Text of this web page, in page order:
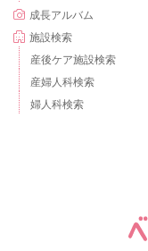
成長アルバム
施設検索
産後ケア施設検索
産婦人科検索
婦人科検索